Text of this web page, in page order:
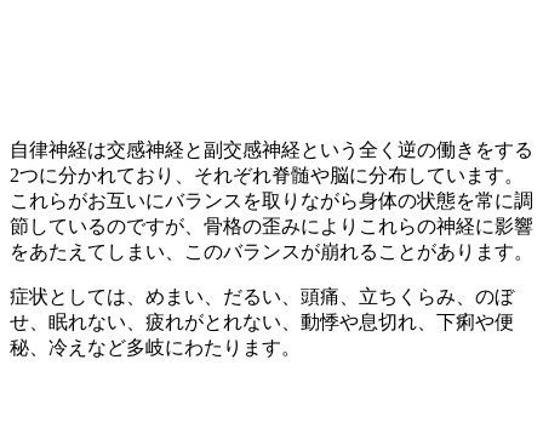
自律神経は交感神経と副交感神経という全く逆の働きをする
2つに分かれており、それぞれ脊髄や脳に分布しています。
これらがお互いにバランスを取りながら身体の状態を常に調
節しているのですが、骨格の歪みによりこれらの神経に影響
をあたえてしまい、このバランスが崩れることがあります。
症状としては、めまい、だるい、頭痛、立ちくらみ、のぼ
せ、眠れない、疲れがとれない、動悸や息切れ、下痢や便
秘、冷えなど多岐にわたります。